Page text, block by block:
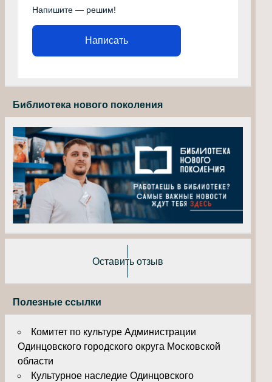
Напишите — решим!
Написать
Библиотека нового поколения
Оставить отзыв
Полезные ссылки
Комитет по культуре Администрации
Одинцовского городского округа Московской
области
Культурное наследие Одинцовского